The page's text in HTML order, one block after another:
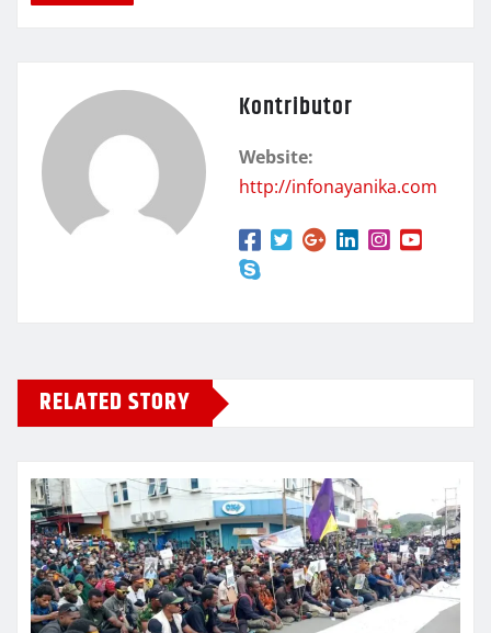
Kontributor
Website:
http://infonayanika.com
RELATED STORY